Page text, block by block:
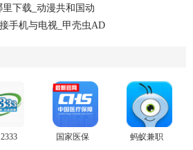
下载_动漫共和国动
手机与电视_甲壳虫AD
国家医保
蚂蚁兼职